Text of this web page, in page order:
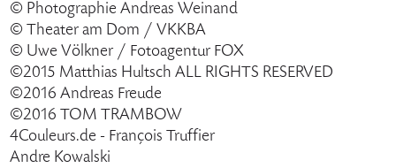
© Photographie Andreas Weinand
© Theater am Dom / VKKBA
© Uwe Völkner / Fotoagentur FOX
©2015 Matthias Hultsch ALL RIGHTS RESERVED
©2016 Andreas Freude
©2016 TOM TRAMBOW
4Couleurs.de - François Truffier
Andre Kowalski